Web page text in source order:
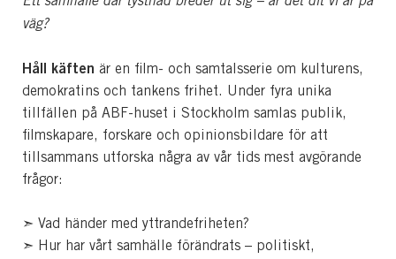
väg?
Håll käften är en film- och samtalsserie om kulturens,
demokratins och tankens frihet. Under fyra unika
tillfällen på ABF-huset i Stockholm samlas publik,
filmskapare, forskare och opinionsbildare för att
tillsammans utforska några av vår tids mest avgörande
frågor:
➣ Vad händer med yttrandefriheten?
➣ Hur har vårt samhälle förändrats – politiskt,